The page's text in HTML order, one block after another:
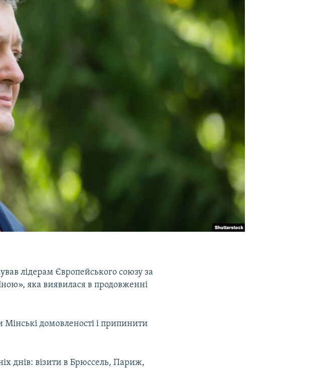
лідерам Європейського союзу за
яка виявилася в продовженні
Мінські домовленості і припинити
днів: візити в Брюссель, Париж,